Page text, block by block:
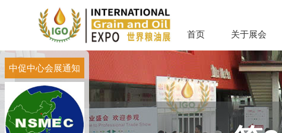
首页 关于展会
中促中心会展通知